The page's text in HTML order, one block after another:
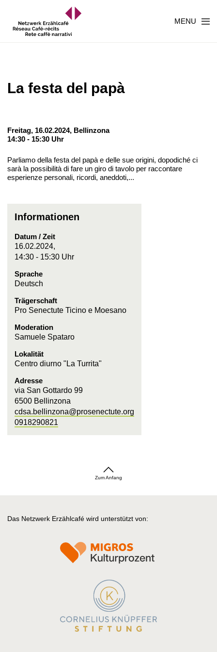
MENU
La festa del papà
Freitag, 16.02.2024, Bellinzona
14:30 - 15:30 Uhr
Parliamo della festa del papà e delle sue origini, dopodiché ci
sarà la possibilità di fare un giro di tavolo per raccontare
esperienze personali, ricordi, aneddoti,...
Informationen
Datum / Zeit
16.02.2024,
14:30 - 15:30 Uhr
Sprache
Deutsch
Trägerschaft
Pro Senectute Ticino e Moesano
Moderation
Samuele Spataro
Lokalität
Centro diurno "La Turrita"
Adresse
via San Gottardo 99
6500 Bellinzona
cdsa.bellinzona@prosenectute.org
0918290821
Zum Anfang
Das Netzwerk Erzählcafé wird unterstützt von: